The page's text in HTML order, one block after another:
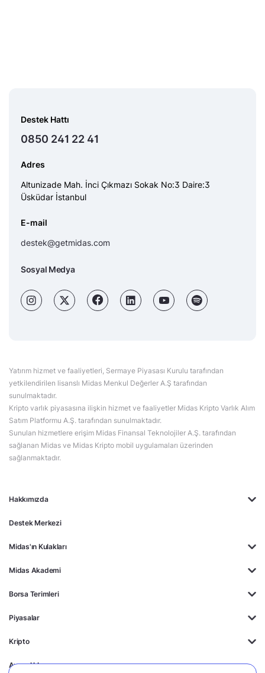
Hakkımızda
Destek Merkezi
Midas'ın Kulakları
Midas Akademi
Borsa Terimleri
Piyasalar
Kripto
Ayrıcalıklar
Destek Hattı
0850 241 22 41
Adres
Altunizade Mah. İnci Çıkmazı Sokak No:3 Daire:3
Üsküdar İstanbul
E-mail
destek@getmidas.com
Sosyal Medya
Yatırım hizmet ve faaliyetleri, Sermaye Piyasası Kurulu tarafından
yetkilendirilen lisanslı Midas Menkul Değerler A.Ş tarafından
sunulmaktadır.
Kripto varlık piyasasına ilişkin hizmet ve faaliyetler Midas Kripto Varlık Alım
Satım Platformu A.Ş. tarafından sunulmaktadır.
Sunulan hizmetlere erişim Midas Finansal Teknolojiler A.Ş. tarafından
sağlanan Midas ve Midas Kripto mobil uygulamaları üzerinden
sağlanmaktadır.